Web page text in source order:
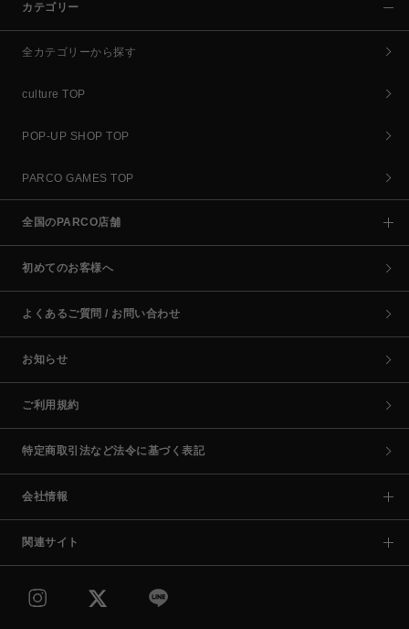
カテゴリー
全カテゴリーから探す
culture TOP
POP-UP SHOP TOP
PARCO GAMES TOP
全国のPARCO店舗
初めてのお客様へ
よくあるご質問 / お問い合わせ
お知らせ
ご利用規約
特定商取引法など法令に基づく表記
会社情報
関連サイト